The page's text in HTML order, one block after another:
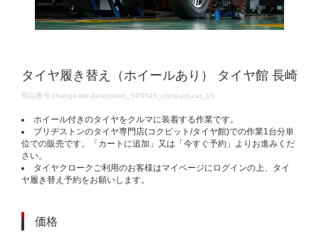
タイヤ履き替え（ホイールあり） タイヤ館 長崎
DETAILS
商品番号 change-tire-desorption_SP9545_compact-car_15
ホイール付きのタイヤをクルマに装着する作業です。
ブリヂストンのタイヤ専門店(コクピット/タイヤ館)での作業1台分単
位での販売です。「カートに追加」又は「今すぐ予約」よりお進みくだ
さい。
タイヤクロークご利用のお客様はマイページにログインの上、タイ
ヤ履き替え予約をお願いします。
価格